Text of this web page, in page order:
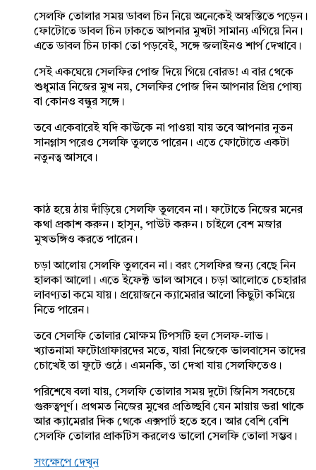
সেলফি তোলার সময় ডাবল চিন নিয়ে অনেকেই অস্বস্তিতে পড়েন।
ফোটোতে ডাবল চিন ঢাকতে আপনার মুখটা সামান্য এগিয়ে নিন।
এতে ডাবল চিন ঢাকা তো পড়বেই, সঙ্গে জলাইনও শার্প দেখাবে।
সেই একঘেয়ে সেলফির পোজ দিয়ে গিয়ে বোরড! এ বার থেকে
শুধুমাত্র নিজের মুখ নয়, সেলফির পোজ দিন আপনার প্রিয় পোষ্য
বা কোনও বন্ধুর সঙ্গে।
তবে একেবারেই যদি কাউকে না পাওয়া যায় তবে আপনার নুতন
সানগ্লাস পরেও সেলফি তুলতে পারেন। এতে ফোটোতে একটা
নতুনত্ব আসবে।
কাঠ হয়ে ঠায় দাঁড়িয়ে সেলফি তুলবেন না। ফটোতে নিজের মনের
কথা প্রকাশ করুন। হাসুন, পাউট করুন। চাইলে বেশ মজার
মুখভঙ্গিও করতে পারেন।
চড়া আলোয় সেলফি তুলবেন না। বরং সেলফির জন্য বেছে নিন
হালকা আলো। এতে ইফেক্ট ভাল আসবে। চড়া আলোতে চেহারার
লাবণ্যতা কমে যায়। প্রয়োজনে ক্যামেরার আলো কিছুটা কমিয়ে
নিতে পারেন।
তবে সেলফি তোলার মোক্ষম টিপসটি হল সেলফ-লাভ।
খ্যাতনামা ফটোগ্রাফারদের মতে, যারা নিজেকে ভালবাসেন তাদের
চোখেই তা ফুটে ওঠে। এমনকি, তা দেখা যায় সেলফিতেও।
পরিশেষে বলা যায়, সেলফি তোলার সময় দুটো জিনিস সবচেয়ে
গুরুত্বপূর্ণ। প্রথমত নিজের মুখের প্রতিচ্ছবি যেন মায়ায় ভরা থাকে
আর ক্যামেরার দিক থেকে এক্সপার্ট হতে হবে। আর বেশি বেশি
সেলফি তোলার প্রাকটিস করলেও ভালো সেলফি তোলা সম্ভব।
সংক্ষেপে দেখুন